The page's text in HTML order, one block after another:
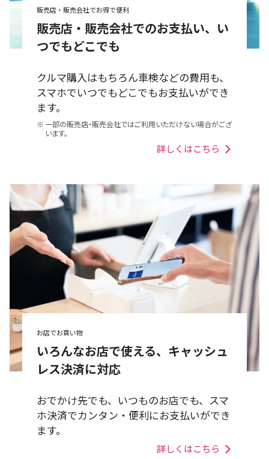
販売店・販売会社でお得で便利
販売店・販売会社でのお支払い、い
つでもどこでも
クルマ購入はもちろん車検などの費用も、
スマホでいつでもどこでもお支払いができ
ます。
※ 一部の販売店・販売会社ではご利用いただけない場合がござ
います。
詳しくはこちら
お店でお買い物
いろんなお店で使える、キャッシュ
レス決済に対応
おでかけ先でも、いつものお店でも、スマ
ホ決済でカンタン・便利にお支払いができ
ます。
詳しくはこちら